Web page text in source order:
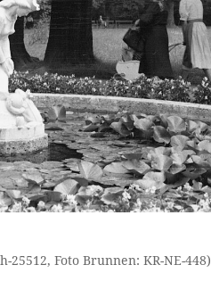
Foto Brunnen: KR-NE-448)